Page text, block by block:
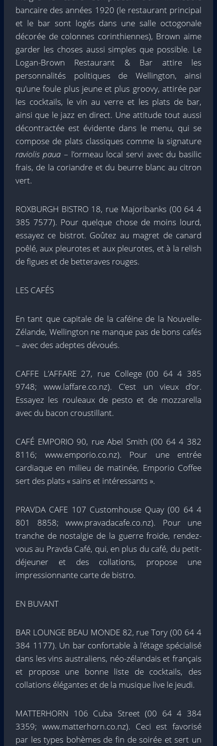
bancaire des années 1920 (le restaurant principal
et le bar sont logés dans une salle octogonale
décorée de colonnes corinthiennes), Brown aime
garder les choses aussi simples que possible. Le
Logan-Brown Restaurant & Bar attire les
personnalités politiques de Wellington, ainsi
qu’une foule plus jeune et plus groovy, attirée par
les cocktails, le vin au verre et les plats de bar,
ainsi que le jazz en direct. Une attitude tout aussi
décontractée est évidente dans le menu, qui se
compose de plats classiques comme la signature
raviolis paua – l’ormeau local servi avec du basilic
frais, de la coriandre et du beurre blanc au citron
vert.
ROXBURGH BISTRO 18, rue Majoribanks (00 64 4
385 7577). Pour quelque chose de moins lourd,
essayez ce bistrot. Goûtez au magret de canard
poêlé, aux pleurotes et aux pleurotes, et à la relish
de figues et de betteraves rouges.
LES CAFÉS
En tant que capitale de la caféine de la Nouvelle-
Zélande, Wellington ne manque pas de bons cafés
– avec des adeptes dévoués.
CAFFE L’AFFARE 27, rue College (00 64 4 385
9748; www.laffare.co.nz). C’est un vieux d’or.
Essayez les rouleaux de pesto et de mozzarella
avec du bacon croustillant.
CAFÉ EMPORIO 90, rue Abel Smith (00 64 4 382
8116; www.emporio.co.nz). Pour une entrée
cardiaque en milieu de matinée, Emporio Coffee
sert des plats « sains et intéressants ».
PRAVDA CAFE 107 Customhouse Quay (00 64 4
801 8858; www.pravadacafe.co.nz). Pour une
tranche de nostalgie de la guerre froide, rendez-
vous au Pravda Café, qui, en plus du café, du petit-
déjeuner et des collations, propose une
impressionnante carte de bistro.
EN BUVANT
BAR LOUNGE BEAU MONDE 82, rue Tory (00 64 4
384 1177). Un bar confortable à l’étage spécialisé
dans les vins australiens, néo-zélandais et français
et propose une bonne liste de cocktails, des
collations élégantes et de la musique live le jeudi.
MATTERHORN 106 Cuba Street (00 64 4 384
3359; www.matterhorn.co.nz). Ceci est favorisé
par les types bohèmes de fin de soirée et sert un